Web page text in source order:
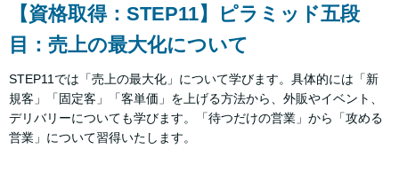
【資格取得：STEP11】ピラミッド五段
目：売上の最大化について
STEP11では「売上の最大化」について学びます。具体的には「新
規客」「固定客」「客単価」を上げる方法から、外販やイベント、
デリバリーについても学びます。「待つだけの営業」から「攻める
営業」について習得いたします。